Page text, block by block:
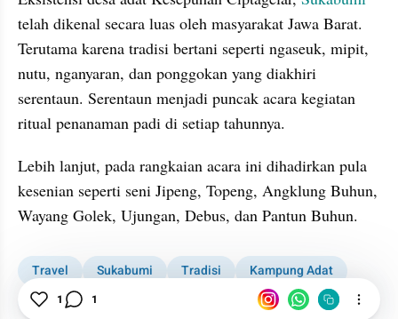
telah dikenal secara luas oleh masyarakat Jawa Barat.
Terutama karena tradisi bertani seperti ngaseuk, mipit,
nutu, nganyaran, dan ponggokan yang diakhiri
serentaun. Serentaun menjadi puncak acara kegiatan
ritual penanaman padi di setiap tahunnya.
Lebih lanjut, pada rangkaian acara ini dihadirkan pula
kesenian seperti seni Jipeng, Topeng, Angklung Buhun,
Wayang Golek, Ujungan, Debus, dan Pantun Buhun.
Travel Sukabumi Tradisi
Kampung Adat
Jawa Barat
1 1